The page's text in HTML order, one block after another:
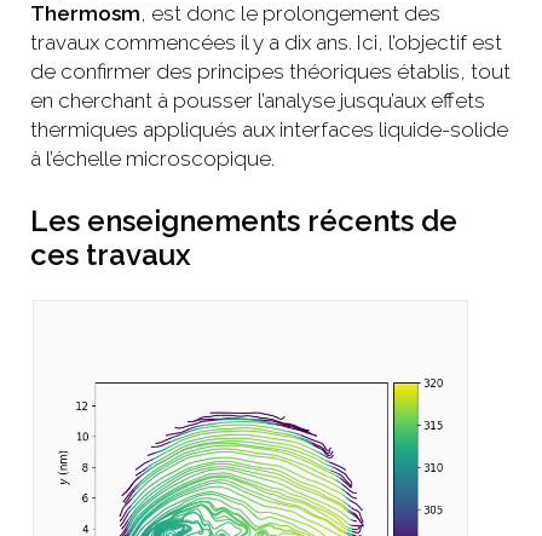
Thermosm, est donc le prolongement des
travaux commencées il y a dix ans. Ici, l’objectif est
de confirmer des principes théoriques établis, tout
en cherchant à pousser l’analyse jusqu’aux effets
thermiques appliqués aux interfaces liquide-solide
à l’échelle microscopique.
Les enseignements récents de
ces travaux